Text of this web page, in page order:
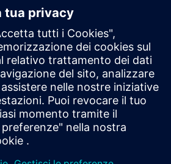
in 3D
univoci su ortesi stampate in 3D
Automatizza la
modelli, fonti di dati e regole,
manuale e garantendo che ogni
la produzione e facilmente
ciclo di vita.